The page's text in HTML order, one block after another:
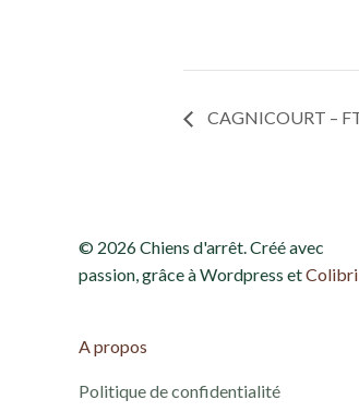
CAGNICOURT –
© 2026 Chiens d'arrêt. Créé avec
passion, grâce à Wordpress etColibri
A propos
Politique de confidentialité